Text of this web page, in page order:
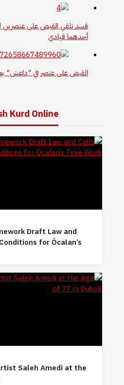
قسد تلقي القبض على عنصرين
أحدهما قيادي
القبض على عنصر في "داعش"
Kurd Online
Draft Law and
for Öcalan’s
Saleh Amedi at the